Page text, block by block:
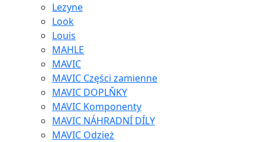
Lezyne
Look
Louis
MAHLE
MAVIC
MAVIC Części zamienne
MAVIC DOPLŇKY
MAVIC Komponenty
MAVIC NÁHRADNÍ DÍLY
MAVIC Odzież